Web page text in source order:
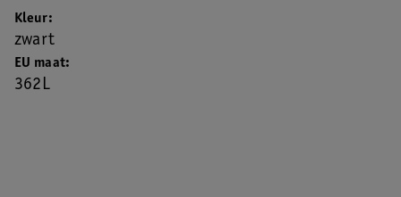
EU maat
362L
Kleur
zwart